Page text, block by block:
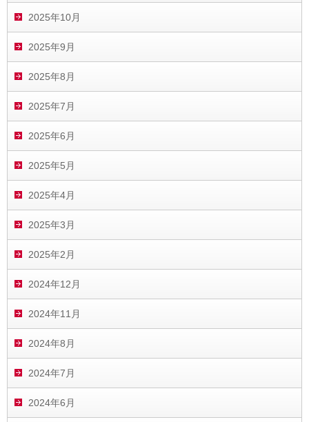
2025年10月
2025年9月
2025年8月
2025年7月
2025年6月
2025年5月
2025年4月
2025年3月
2025年2月
2024年12月
2024年11月
2024年8月
2024年7月
2024年6月